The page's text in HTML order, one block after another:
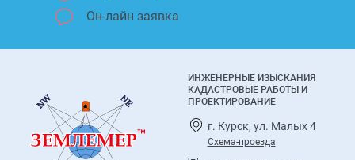
Он-лайн заявка
ИНЖЕНЕРНЫЕ ИЗЫСКАНИЯ
КАДАСТРОВЫЕ РАБОТЫ И
ПРОЕКТИРОВАНИЕ
г. Курск, ул. Малых 4
Схема-проезда